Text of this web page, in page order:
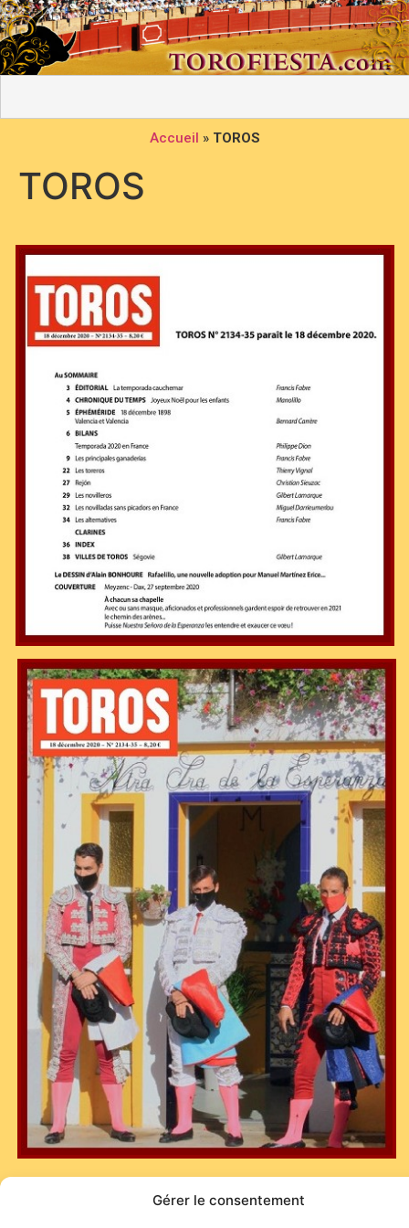
Gérer le consentement
Accueil » TOROS
TOROS